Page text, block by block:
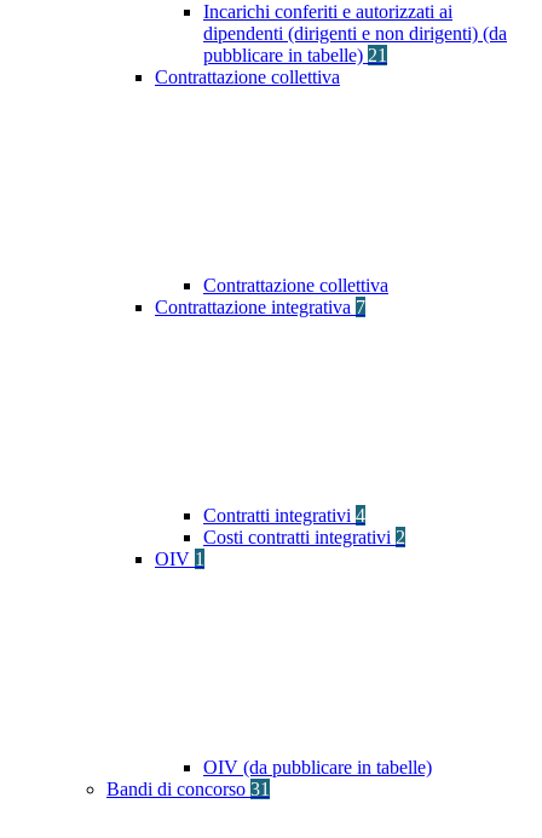
Incarichi conferiti e autorizzati ai
dipendenti (dirigenti e non dirigenti) (da
pubblicare in tabelle) 21
Contrattazione collettiva
Contrattazione collettiva
Contrattazione integrativa 7
Contratti integrativi 4
Costi contratti integrativi 2
OIV 1
OIV (da pubblicare in tabelle)
Bandi di concorso 31